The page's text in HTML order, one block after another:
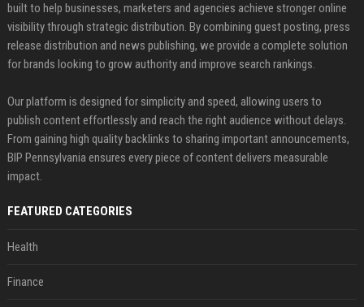
built to help businesses, marketers and agencies achieve stronger online
visibility through strategic distribution. By combining guest posting, press
release distribution and news publishing, we provide a complete solution
for brands looking to grow authority and improve search rankings.
Our platform is designed for simplicity and speed, allowing users to
publish content effortlessly and reach the right audience without delays.
From gaining high quality backlinks to sharing important announcements,
BIP Pennsylvania ensures every piece of content delivers measurable
impact.
FEATURED CATEGORIES
Health
Finance